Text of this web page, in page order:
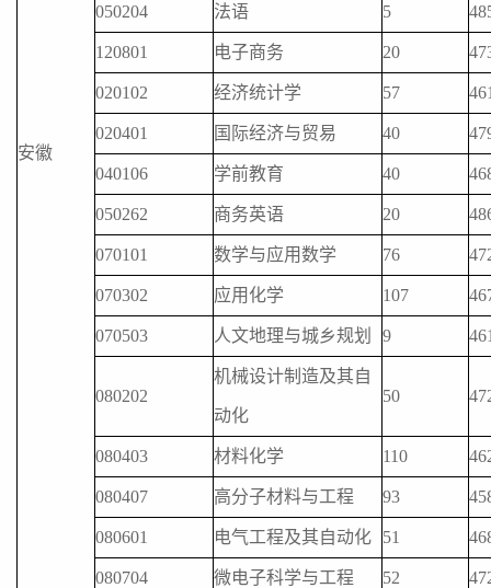
安徽
050204 法语 5
120801 电子商务 20
020102 经济统计学 57
020401 国际经济与贸易 40
040106 学前教育 40
050262 商务英语 20
070101 数学与应用数学 76
070302 应用化学 107
070503 人文地理与城乡规划 9
080202
机械设计制造及其自
动化
50
080403 材料化学 110
080407 高分子材料与工程 93
080601 电气工程及其自动化 51
080704 微电子科学与工程 52